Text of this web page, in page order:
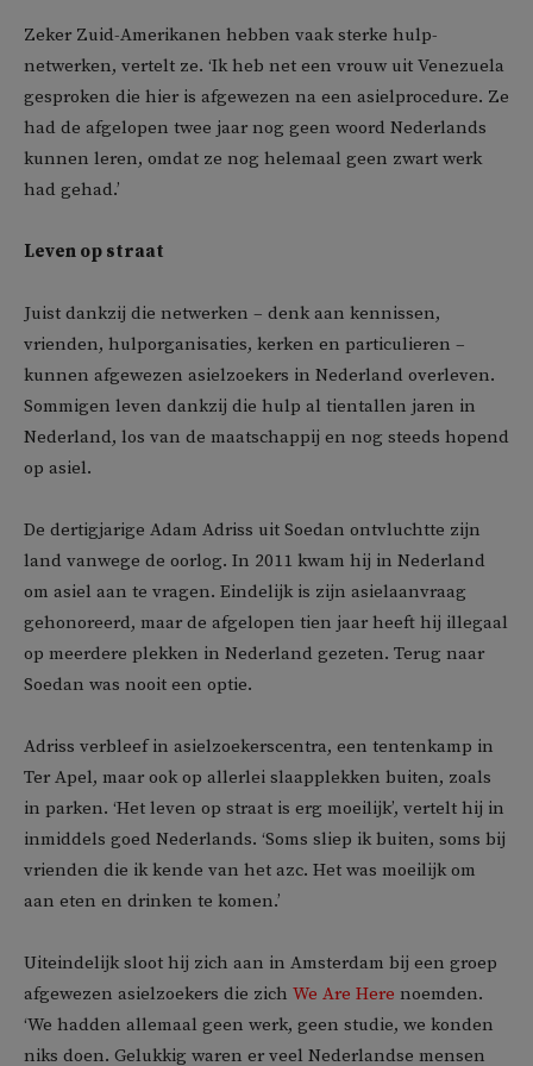
Zeker Zuid-Amerikanen hebben vaak sterke hulp-
netwerken, vertelt ze. ‘Ik heb net een vrouw uit Venezuela
gesproken die hier is afgewezen na een asielprocedure. Ze
had de afgelopen twee jaar nog geen woord Nederlands
kunnen leren, omdat ze nog helemaal geen zwart werk
had gehad.’
Leven op straat
Juist dankzij die netwerken – denk aan kennissen,
vrienden, hulporganisaties, kerken en particulieren –
kunnen afgewezen asielzoekers in Nederland overleven.
Sommigen leven dankzij die hulp al tientallen jaren in
Nederland, los van de maatschappij en nog steeds hopend
op asiel.
De dertigjarige Adam Adriss uit Soedan ontvluchtte zijn
land vanwege de oorlog. In 2011 kwam hij in Nederland
om asiel aan te vragen. Eindelijk is zijn asielaanvraag
gehonoreerd, maar de afgelopen tien jaar heeft hij illegaal
op meerdere plekken in Nederland gezeten. Terug naar
Soedan was nooit een optie.
Adriss verbleef in asielzoekerscentra, een tentenkamp in
Ter Apel, maar ook op allerlei slaapplekken buiten, zoals
in parken. ‘Het leven op straat is erg moeilijk’, vertelt hij in
inmiddels goed Nederlands. ‘Soms sliep ik buiten, soms bij
vrienden die ik kende van het azc. Het was moeilijk om
aan eten en drinken te komen.’
Uiteindelijk sloot hij zich aan in Amsterdam bij een groep
afgewezen asielzoekers die zich We Are Here noemden.
‘We hadden allemaal geen werk, geen studie, we konden
niks doen. Gelukkig waren er veel Nederlandse mensen